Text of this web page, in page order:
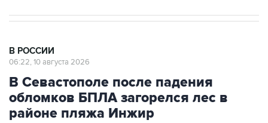
В РОССИИ
06:22, 10 августа 2026
В Севастополе после падения
обломков БПЛА загорелся лес в
районе пляжа Инжир